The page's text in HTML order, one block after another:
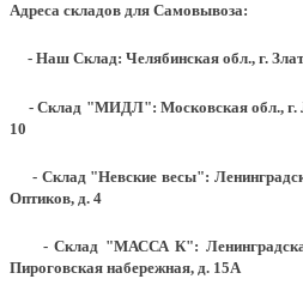
Адреса складов для Самовывоза:
- Наш Склад: Челябинская обл., г.
- Склад "МИДЛ": Московская обл., г.
10
- Склад "Невские весы":
Оптиков, д. 4
- Склад "МАССА К": Ленинградская
Пироговская набережная, д. 15А